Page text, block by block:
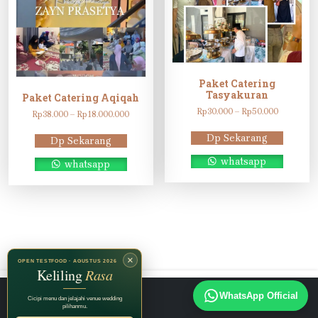
Paket Catering Aqiqah
Rp38.000 – Rp18.000.000Rentang
Dp Sekarang
whatsapp
Paket Catering
Tasyakuran
Rp30.000 – Rp50.000Rentang
Rp30.000
hingga
Rp50.000
Dp Sekarang
whatsapp
Instagram
TikTok
Facebook
×
OPEN TESTFOOD · AGUSTUS 2026
KelilingRasa
Cicipi menu dan jelajahi venue wedding
pilihanmu.
WhatsApp Official